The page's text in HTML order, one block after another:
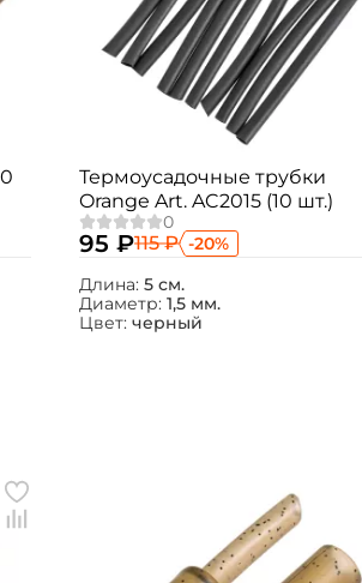
Термоусадочные трубки
Orange Art. AC2015 (10 шт.)
95 ₽115 ₽ -20%
Длина: 5 см.
Диаметр: 1,5 мм.
Цвет: черный